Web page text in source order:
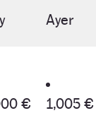
Ayer
€ 1,005 €